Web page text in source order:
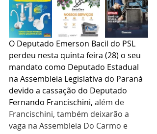
O Deputado Emerson Bacil do PSL
perdeu nesta quinta feira (28) o seu
mandato como Deputado Estadual
na Assembleia Legislativa do Paraná
devido a cassação do Deputado
Fernando Francischini, além de
Francischini, também deixarão a
vaga na Assembleia Do Carmo e